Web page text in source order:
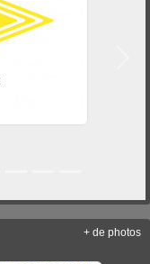
+ de photos